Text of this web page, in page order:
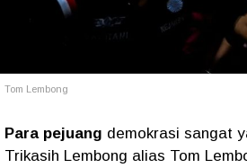
Tom Lembong
Para pejuang demokrasi sangat
Trikasih Lembong alias Tom